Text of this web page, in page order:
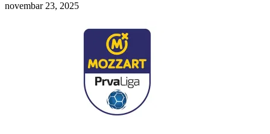
novembar 23, 2025